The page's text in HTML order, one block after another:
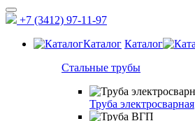
+7 (3412) 97-11-97
Каталог Каталог
Стальные трубы
Труба электросварная